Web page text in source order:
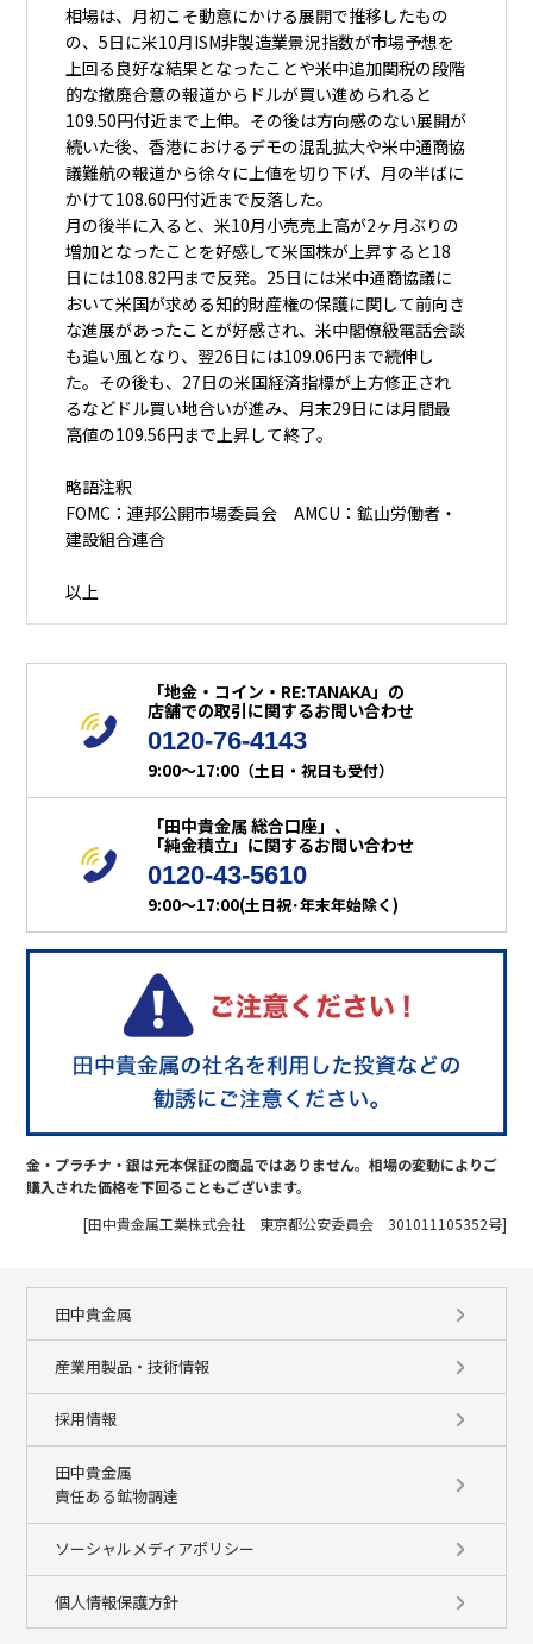
相場は、月初こそ動意にかける展開で推移したもの
の、5日に米10月ISM非製造業景況指数が市場予想を
上回る良好な結果となったことや米中追加関税の段階
的な撤廃合意の報道からドルが買い進められると
109.50円付近まで上伸。その後は方向感のない展開が
続いた後、香港におけるデモの混乱拡大や米中通商協
議難航の報道から徐々に上値を切り下げ、月の半ばに
かけて108.60円付近まで反落した。
月の後半に入ると、米10月小売売上高が2ヶ月ぶりの
増加となったことを好感して米国株が上昇すると18
日には108.82円まで反発。25日には米中通商協議に
おいて米国が求める知的財産権の保護に関して前向き
な進展があったことが好感され、米中閣僚級電話会談
も追い風となり、翌26日には109.06円まで続伸し
た。その後も、27日の米国経済指標が上方修正され
るなどドル買い地合いが進み、月末29日には月間最
高値の109.56円まで上昇して終了。
略語注釈
FOMC：連邦公開市場委員会 AMCU：鉱山労働者・
建設組合連合
以上
「地金・コイン・RE:TANAKA」の
店舗での取引に関するお問い合わせ
0120-76-4143
9:00～17:00（土日・祝日も受付）
「田中貴金属 総合口座」、
「純金積立」に関するお問い合わせ
0120-43-5610
9:00～17:00(土日祝･年末年始除く)
金・プラチナ・銀は元本保証の商品ではありません。相場の変動によりご
購入された価格を下回ることもございます。
[田中貴金属工業株式会社 東京都公安委員会 301011105352号]
田中貴金属
産業用製品・技術情報
採用情報
田中貴金属
責任ある鉱物調達
ソーシャルメディアポリシー
個人情報保護方針